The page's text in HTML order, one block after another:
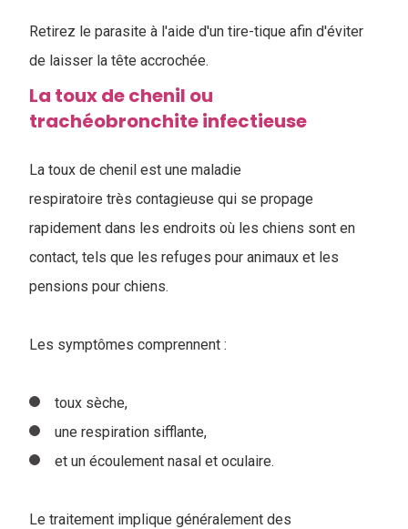
Retirez le parasite à l'aide d'un tire-tique afin d'éviter
de laisser la tête accrochée.
La toux de chenil ou
trachéobronchite infectieuse
La toux de chenil est une maladie
respiratoire très contagieuse qui se propage
rapidement dans les endroits où les chiens sont en
contact, tels que les refuges pour animaux et les
pensions pour chiens.
Les symptômes comprennent :
toux sèche,
une respiration sifflante,
et un écoulement nasal et oculaire.
Le traitement implique généralement des